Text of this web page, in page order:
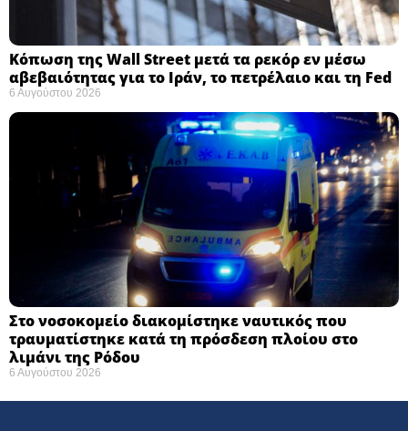
Κόπωση της Wall Street μετά τα ρεκόρ εν μέσω
αβεβαιότητας για το Ιράν, το πετρέλαιο και τη Fed
6 Αυγούστου 2026
Στο νοσοκομείο διακομίστηκε ναυτικός που
τραυματίστηκε κατά τη πρόσδεση πλοίου στο
λιμάνι της Ρόδου
6 Αυγούστου 2026